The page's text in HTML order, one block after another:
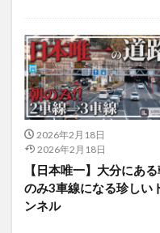
2026年2月18日
2026年2月18日
【日本唯一】大分にあ
のみ3車線になる珍しい
ンネル